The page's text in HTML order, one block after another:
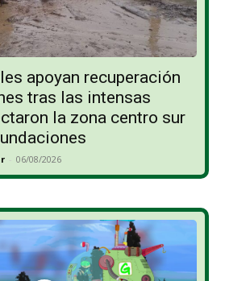
apoyan recuperación
tras las intensas
la zona centro sur
- 06/08/2026